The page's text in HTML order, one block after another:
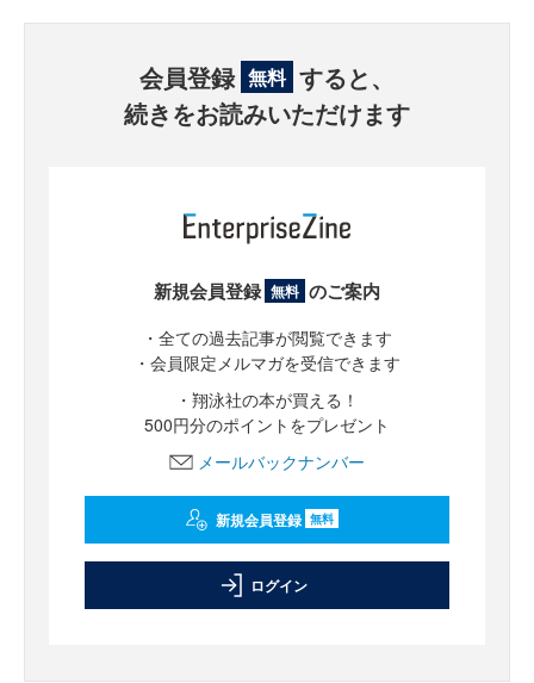
会員登録 無料 すると、
続きをお読みいただけます
新規会員登録 無料 のご案内
・全ての過去記事が閲覧できます
・会員限定メルマガを受信できます
・翔泳社の本が買える！
500円分のポイントをプレゼント
メールバックナンバー
新規会員登録 無料
ログイン